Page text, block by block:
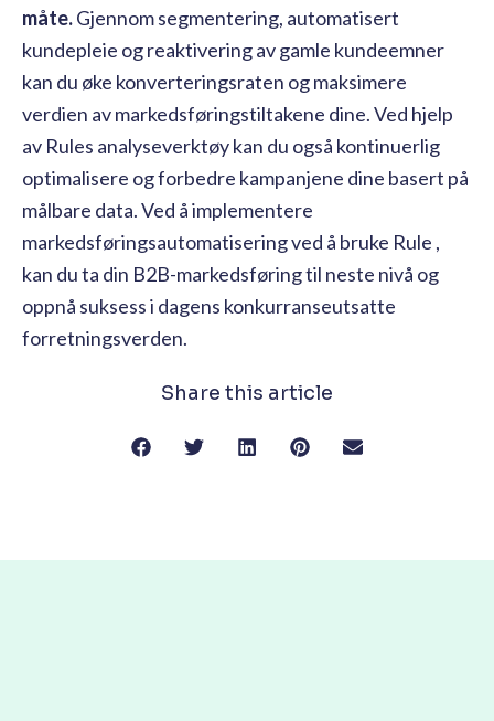
måte.Gjennom segmentering, automatisert
kundepleie og reaktivering av gamle kundeemner
kan du øke konverteringsraten og maksimere
verdien av markedsføringstiltakene dine. Ved hjelp
av Rules analyseverktøy kan du også kontinuerlig
optimalisere og forbedre kampanjene dine basert på
målbare data. Ved å implementere
markedsføringsautomatisering ved å bruke Rule ,
kan du ta din B2B-markedsføring til neste nivå og
oppnå suksess i dagens konkurranseutsatte
forretningsverden.
Share this article